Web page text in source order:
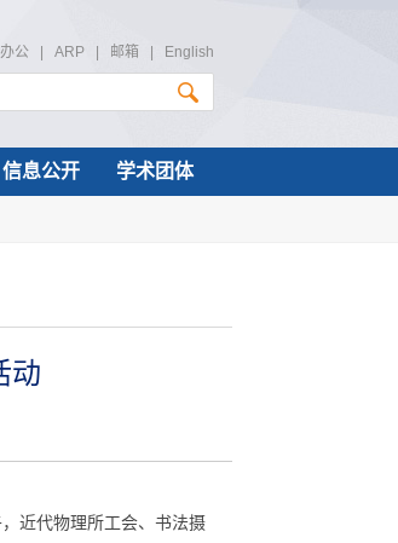
公| ARP| 邮箱 English
信息公开 学术团体
动
近代物理所工会、书法摄